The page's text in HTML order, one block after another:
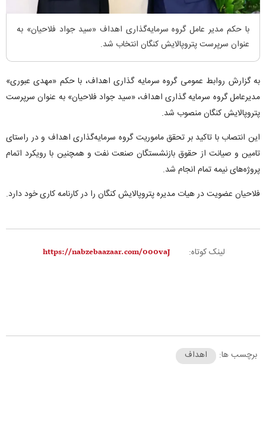
با حکم مدیر عامل گروه سرمایه‌گذاری اهداف «سید جواد فلاحیان» به
عنوان سرپرست پتروپالایش کنگان انتخاب شد.
به گزارش روابط عمومی گروه سرمایه گذاری اهداف، با حکم «مهدی عبوری»
مدیرعامل گروه سرمایه گذاری اهداف، «سید جواد فلاحیان» به عنوان سرپرست
پتروپالایش کنگان منصوب شد.
این انتصاب با تاکید بر تحقق ماموریت گروه سرمایه‌گذاری اهداف و در راستای
تامین و صیانت از حقوق بازنشستگان صنعت نفت و همچنین با رویکرد اتمام
پروژه‌های نیمه تمام انجام شد.
فلاحیان عضویت در هیات مدیره پتروپالایش کنگان را در کارنامه کاری خود دارد.
لینک کوتاه:
برچسب ها: اهداف